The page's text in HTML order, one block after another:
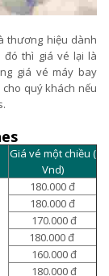
thương hiệu dành
thì giá vé lại là
giá vé máy bay
quý khách nếu
Giá vé một chiều (
Vnd)
180.000 đ
180.000 đ
170.000 đ
180.000 đ
160.000 đ
180.000 đ